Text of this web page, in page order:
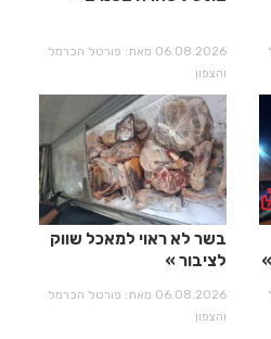
06.08.2026 מאת: פורטל הכרמל
והצפון
בשר לא ראוי למאכל שווק
לציבור
06.08.2026 מאת: פורטל הכרמל
והצפון